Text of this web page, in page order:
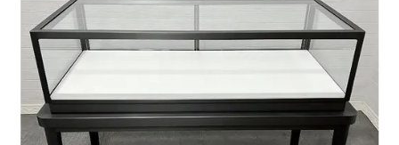
PRIVACY
POLICY